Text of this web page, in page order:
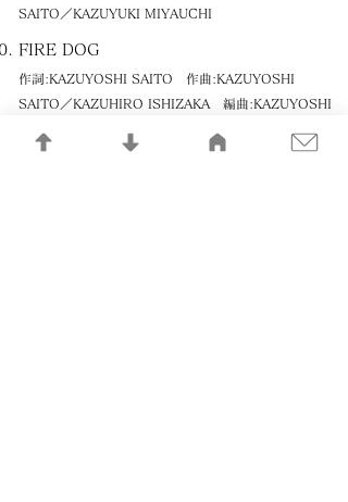
SAITO／KAZUYUKI MIYAUCHI
FIRE DOG
作詞:KAZUYOSHI SAITO 作曲:KAZUYOSHI
SAITO／KAZUHIRO ISHIZAKA 編曲:KAZUYOSHI